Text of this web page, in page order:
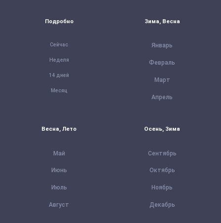
Подробно
Сейчас
Неделя
14 дней
Месяц
Зима, Весна
Январь
Февраль
Март
Апрель
Весна, Лето
Май
Июнь
Июль
Август
Осень, Зима
Сентябрь
Октябрь
Ноябрь
Декабрь